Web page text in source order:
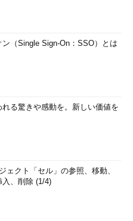
（Single Sign-On：SSO）とは
れる驚きや感動を。新しい価値を
ェクト「セル」の参照、移動、
入、削除 (1/4)